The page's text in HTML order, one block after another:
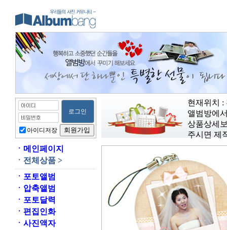
아이디저장
ㆍ 메인페이지
ㆍ 전체상품 >
ㆍ 포토앨범
ㆍ 압축앨범
ㆍ 포토달력
ㆍ 편집인화
ㆍ 사진액자
현재위치 :
앨범방에
상품상세
주시면 제